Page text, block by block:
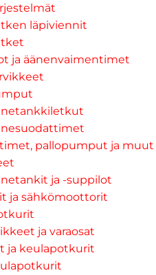
läpiviennit
ja äänenvaimentimet
pallopumput ja muut
ja -suppilot
ja sähkömoottorit
ja varaosat
ja keulapotkurit